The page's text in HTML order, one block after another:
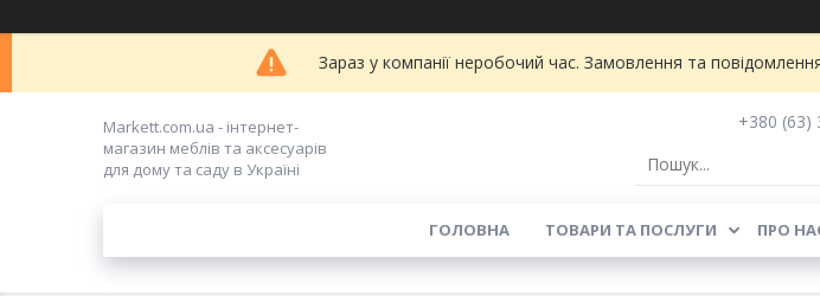
Зараз у компанії неробочий час. Замовлення та
Markett.com.ua - інтернет-
магазин меблів та аксесуарів
для дому та саду в Україні
+380 (63)
ГОЛОВНА ТОВАРИ ТА ПОСЛУГИ ПРО